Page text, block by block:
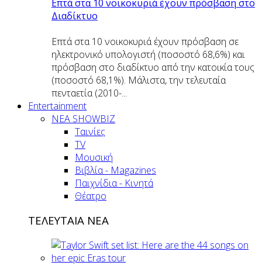
Επτά στα 10 νοικοκυριά έχουν πρόσβαση στο
Διαδίκτυο
Επτά στα 10 νοικοκυριά έχουν πρόσβαση σε
ηλεκτρονικό υπολογιστή (ποσοστό 68,6%) και
πρόσβαση στο διαδίκτυο από την κατοικία τους
(ποσοστό 68,1%). Μάλιστα, την τελευταία
πενταετία (2010-...
Entertainment
ΝΕΑ SHOWBIZ
Ταινίες
TV
Μουσική
Βιβλία - Magazines
Παιχνίδια - Κινητά
Θέατρο
ΤΕΛΕΥΤΑΙΑ ΝΕΑ